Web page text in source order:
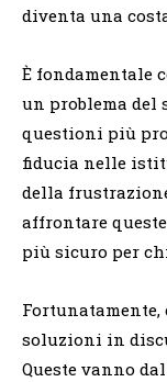
diventa una
È fondamentale
un problema del
questioni più
fiducia nelle
della
affrontare
più sicuro per
soluzioni in
Queste vanno